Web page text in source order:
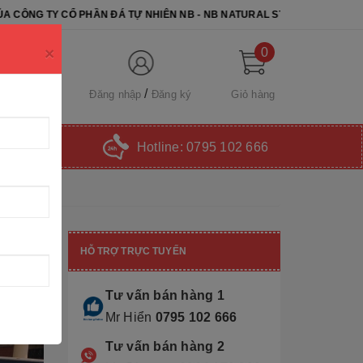
ĐÁ TỰ NHIÊN NB - NB NATURAL STONE. CHÚC QUÝ KHÁCH
Đăng nhập Đăng ký
0
Giỏ hàng
Hotline: 0795 102 666
×
HỖ TRỢ TRỰC TUYẾN
Tư vấn bán hàng 1
Mr Hiển 0795 102 666
Tư vấn bán hàng 2